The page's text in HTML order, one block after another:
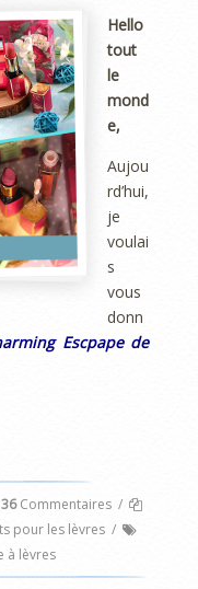
Hello
tout
le
mond
e,
Aujou
rd’hui,
je
voulai
s
vous
donn
Escpape de
36Commentaires /
pour les lèvres /
à lèvres